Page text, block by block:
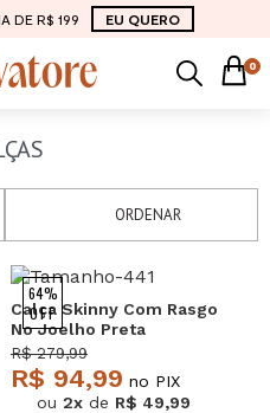
DE R$ 199 EU QUERO
0
ORDENAR
64%
OFF
Calça Skinny Com Rasgo
No Joelho Preta
Salvatore
R$ 279,99
R$ 94,99 no PIX
ou 2x de R$ 49,99